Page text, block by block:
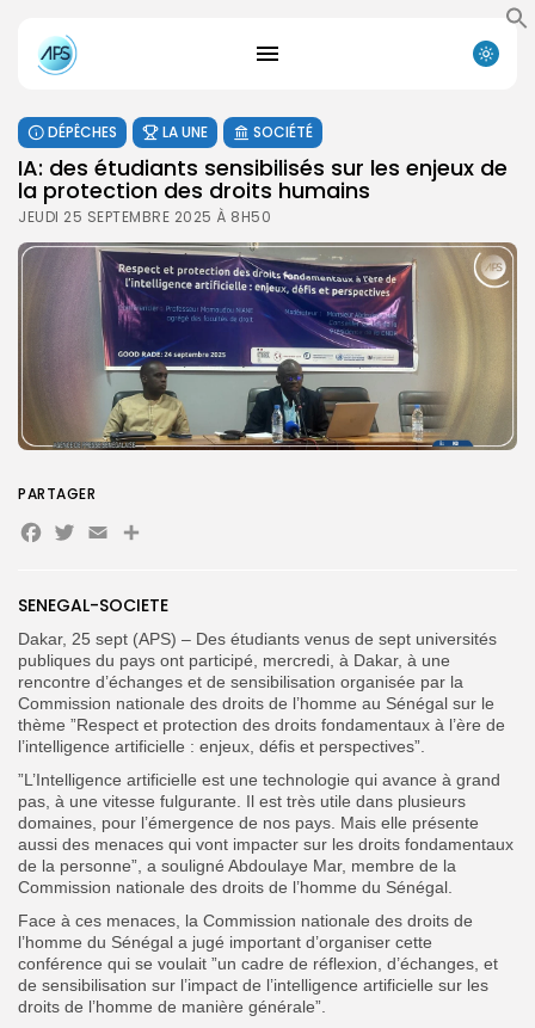
for:
Search
Button
FR
DÉPÊCHES LA UNE SOCIÉTÉ
IA: des étudiants sensibilisés sur les enjeux de
la protection des droits humains
JEUDI 25 SEPTEMBRE 2025 À 8H50
SENEGAL-SOCIETE
Dakar, 25 sept (APS) – Des étudiants venus de sept universités
publiques du pays ont participé, mercredi, à Dakar, à une
rencontre d’échanges et de sensibilisation organisée par la
Commission nationale des droits de l’homme au Sénégal sur le
thème ”Respect et protection des droits fondamentaux à l’ère de
l’intelligence artificielle : enjeux, défis et perspectives”.
”L’Intelligence artificielle est une technologie qui avance à grand
pas, à une vitesse fulgurante. Il est très utile dans plusieurs
domaines, pour l’émergence de nos pays. Mais elle présente
aussi des menaces qui vont impacter sur les droits fondamentaux
de la personne”, a souligné Abdoulaye Mar, membre de la
Commission nationale des droits de l’homme du Sénégal.
Face à ces menaces, la Commission nationale des droits de
l’homme du Sénégal a jugé important d’organiser cette
conférence qui se voulait ”un cadre de réflexion, d’échanges, et
de sensibilisation sur l’impact de l’intelligence artificielle sur les
droits de l’homme de manière générale”.
PARTAGER
Facebook
Twitter
EmailPartager